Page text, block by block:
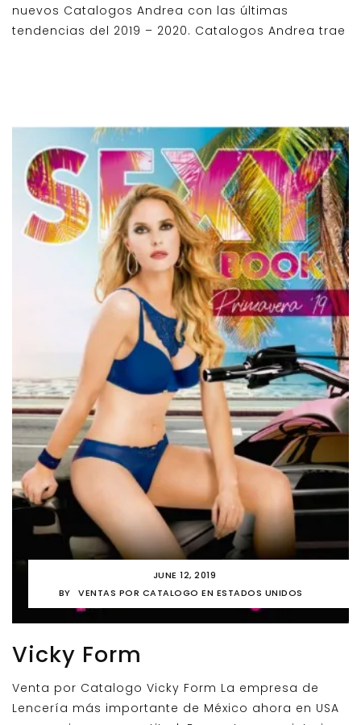
nuevos Catalogos Andrea con las últimas
tendencias del 2019 – 2020. Catalogos Andrea trae
JUNE 12, 2019
BY
VENTAS POR CATALOGO EN ESTADOS UNIDOS
Vicky Form
Venta por Catalogo Vicky Form La empresa de
Lencería más importante de México ahora en USA